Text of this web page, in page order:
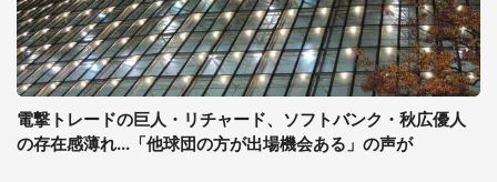
電撃トレードの巨人・リチャード、ソフトバンク・秋広優人
の存在感薄れ...「他球団の方が出場機会ある」の声が